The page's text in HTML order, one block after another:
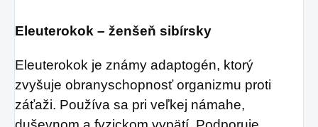
Eleuterokok – ženšeň sibírsky
Eleuterokok je známy adaptogén, ktorý
zvyšuje obranyschopnosť organizmu proti
záťaži. Používa sa pri veľkej námahe,